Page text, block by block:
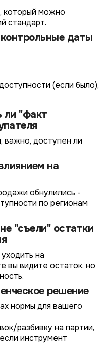
который можно
стандарт.
даты
(если было),
ли "факт
важно, доступен ли
на
обнулились -
по регионам
"съели" остатки
на
вы видите остаток, но
решение
нормы для вашего
разбивку на партии,
инструмент
ПД
данных
заявку
*
.totalcrm.ru
Далее
Далее
Далее
Передать анкету